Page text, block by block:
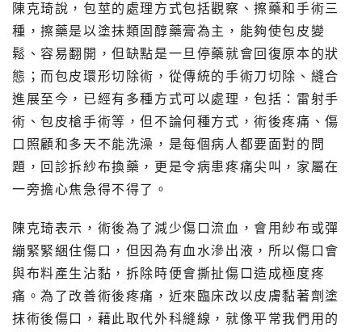
陳克琦說，包莖的處理方式包括觀察、擦藥和手術三
種，擦藥是以塗抹類固醇藥膏為主，能夠使包皮變
鬆、容易翻開，但缺點是一旦停藥就會回復原本的狀
態；而包皮環形切除術，從傳統的手術刀切除、縫合
進展至今，已經有多種方式可以處理，包括：雷射手
術、包皮槍手術等，但不論何種方式，術後疼痛、傷
口照顧和多天不能洗澡，是每個病人都要面對的問
題，回診拆紗布換藥，更是令病患疼痛尖叫，家屬在
一旁擔心焦急得不得了。
陳克琦表示，術後為了減少傷口流血，會用紗布或彈
繃緊緊綑住傷口，但因為有血水滲出液，所以傷口會
與布料產生沾黏，拆除時便會撕扯傷口造成極度疼
痛。為了改善術後疼痛，近來臨床改以皮膚黏著劑塗
抹術後傷口，藉此取代外科縫線，就像平常我們用的